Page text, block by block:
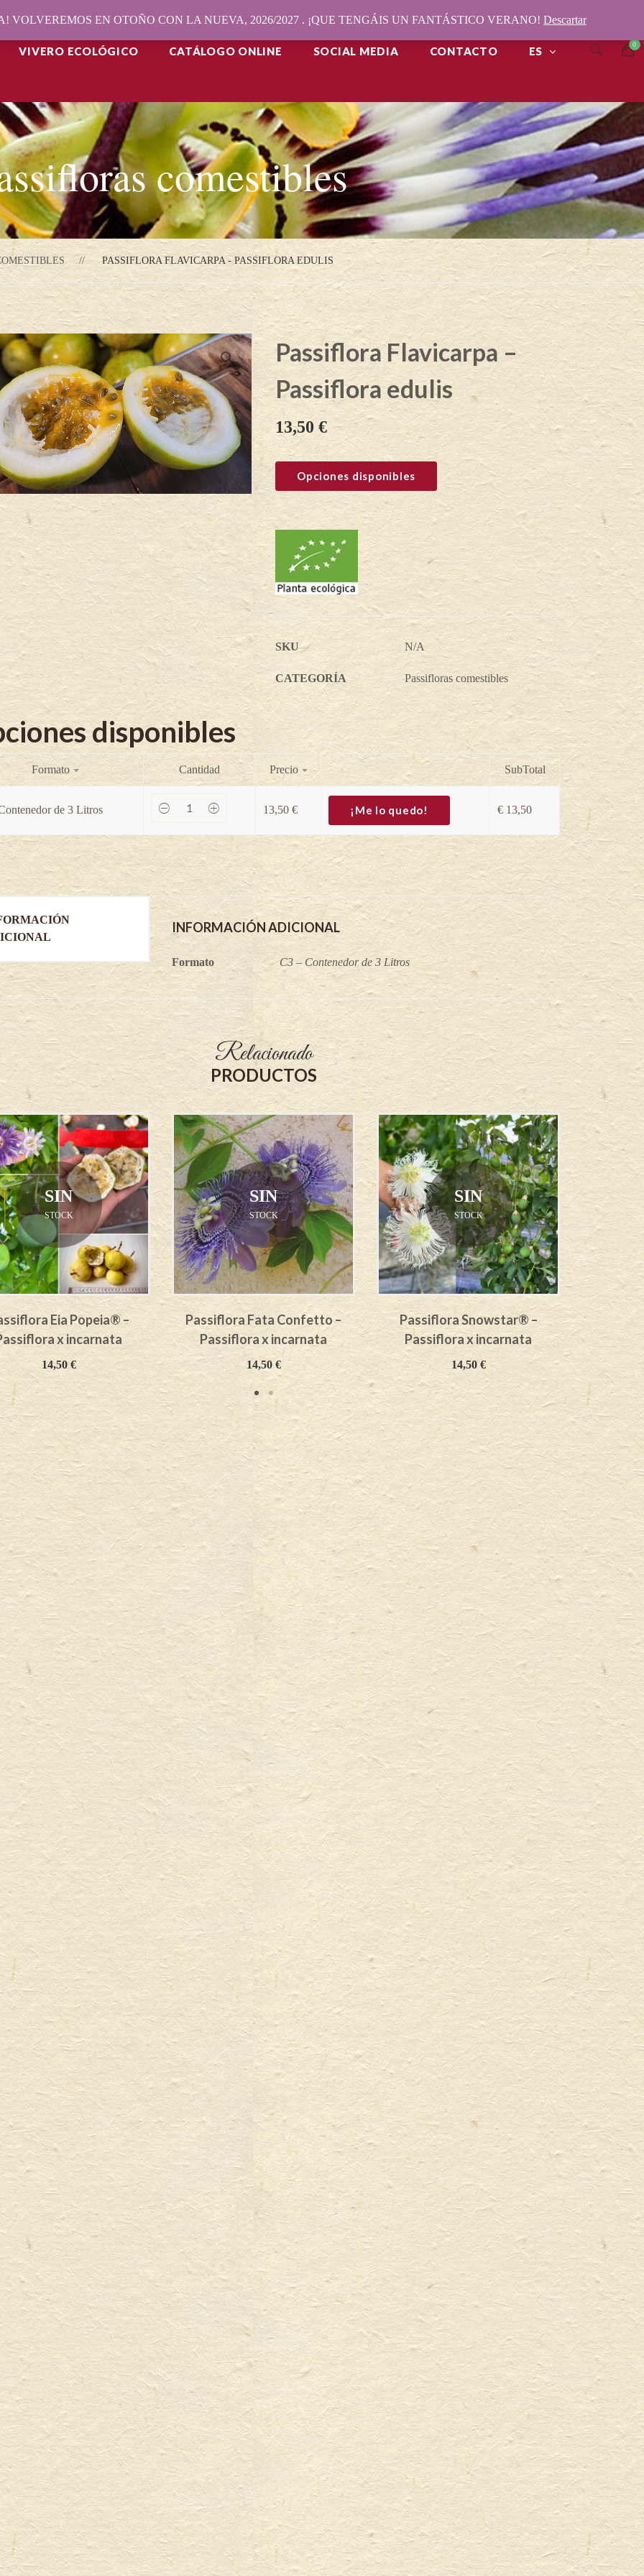
VIVERO ECOLÓGICO CATÁLOGO ONLINE SOCIAL MEDIA CONTACTO ES
comestibles
PASSIFLORA FLAVICARPA - PASSIFLORA EDULIS
Passiflora Flavicarpa –
Passiflora edulis
13,50 €
Opciones disponibles
SKU N/A
CATEGORÍA Passifloras comestibles
disponibles
Formato Cantidad Precio SubTotal
de 3 Litros
Passiflora
Flavicarpa
Passiflora
edulis
quantity
13,50 € ¡Me lo quedo! € 13,50
INFORMACIÓN ADICIONAL
Formato C3 – Contenedor de 3 Litros
Relacionado
PRODUCTOS
SIN
STOCK
Eia Popeia® –
x incarnata
14,50€
SIN
STOCK
Passiflora Fata Confetto –
Passiflora x incarnata
14,50 €
SIN
STOCK
Passiflora Snowstar® –
Passiflora x incarnata
14,50 €
VOLVEREMOS EN OTOÑO CON LA NUEVA, 2026/2027 . ¡QUE TENGÁIS UN FANTÁSTICO VERANO! Descartar